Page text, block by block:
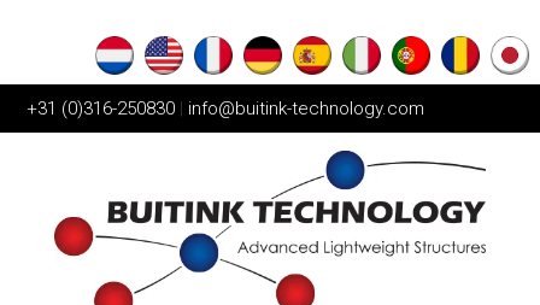
+31 (0)316-250830 | info@buitink-technology.com